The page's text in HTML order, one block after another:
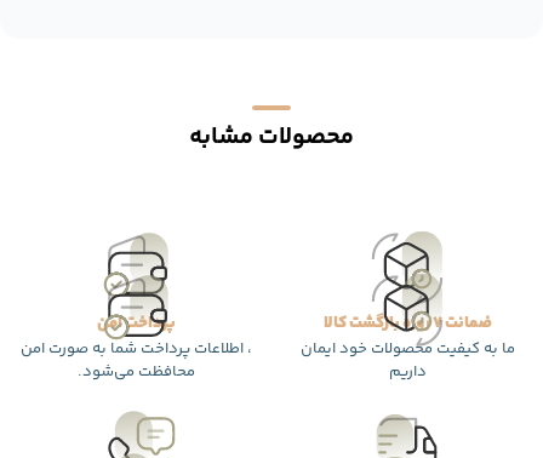
محصولات مشابه
ضمانت 7 روزه بازگشت کالا
ما به کیفیت محصولات خود ایمان
داریم
پرداخت امن
، اطلاعات پرداخت شما به صورت امن
محافظت می‌شود.